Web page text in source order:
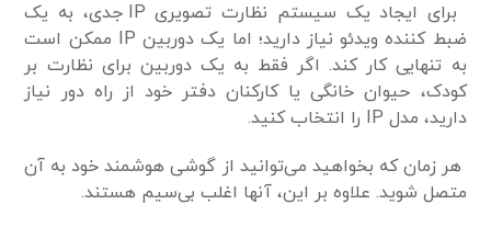
برای ایجاد یک سیستم نظارت تصویری IP جدی، به یک
ضبط کننده ویدئو نیاز دارید؛ اما یک دوربین IP ممکن است
به تنهایی کار کند. اگر فقط به یک دوربین برای نظارت بر
کودک، حیوان خانگی یا کارکنان دفتر خود از راه دور نیاز
دارید، مدل IP را انتخاب کنید.
هر زمان که بخواهید می‌توانید از گوشی هوشمند خود به آن
متصل شوید. علاوه بر این، آنها اغلب بی‌سیم هستند.